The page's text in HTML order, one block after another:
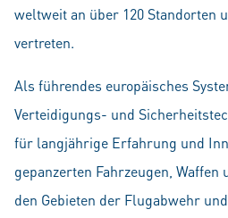
weltweit an über 120 Standorten
vertreten.
Als führendes europäisches
Verteidigungs- und
für langjährige Erfahrung und
gepanzerten Fahrzeugen,
den Gebieten der Flugabwehr